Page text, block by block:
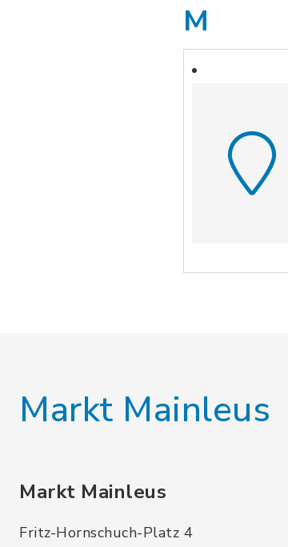
M
Markt Mainleus
Markt Mainleus
Fritz-Hornschuch-Platz 4